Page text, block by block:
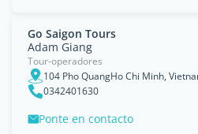
Go Saigon Tours
Adam Giang
Tour-operadores
104 Pho QuangHo Chi Minh,
0342401630
Ponte en contacto